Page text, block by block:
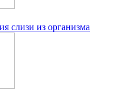
слизи из организма